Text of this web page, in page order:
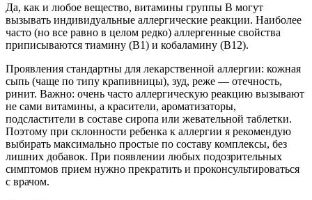
Да, как и любое вещество, витамины группы B могут
вызывать индивидуальные аллергические реакции. Наиболее
часто (но все равно в целом редко) аллергенные свойства
приписываются тиамину (B1) и кобаламину (B12).
Проявления стандартны для лекарственной аллергии: кожная
сыпь (чаще по типу крапивницы), зуд, реже — отечность,
ринит. Важно: очень часто аллергическую реакцию вызывают
не сами витамины, а красители, ароматизаторы,
подсластители в составе сиропа или жевательной таблетки.
Поэтому при склонности ребенка к аллергии я рекомендую
выбирать максимально простые по составу комплексы, без
лишних добавок. При появлении любых подозрительных
симптомов прием нужно прекратить и проконсультироваться
с врачом.